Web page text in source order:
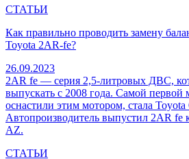
СТАТЬИ
Как правильно проводить замену
Toyota 2AR-fe?
26.09.2023
2AR fe — серия 2,5-литровых ДВС,
выпускать с 2008 года. Самой
оснастили этим мотором, стала
Автопроизводитель выпустил 2AR fe
AZ.
СТАТЬИ